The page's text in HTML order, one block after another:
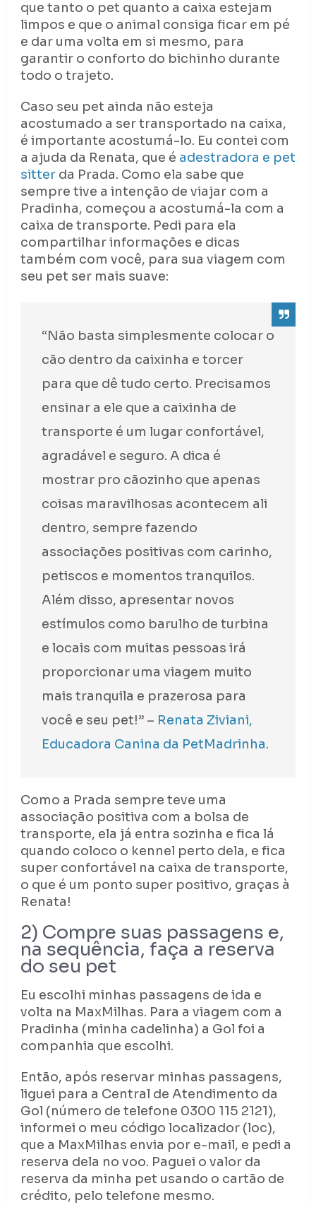
que tanto o pet quanto a caixa estejam
limpos e que o animal consiga ficar em pé
e dar uma volta em si mesmo, para
garantir o conforto do bichinho durante
todo o trajeto.
Caso seu pet ainda não esteja
acostumado a ser transportado na caixa,
é importante acostumá-lo. Eu contei com
a ajuda da Renata, que é adestradora e pet
sitterda Prada. Como ela sabe que
sempre tive a intenção de viajar com a
Pradinha, começou a acostumá-la com a
caixa de transporte. Pedi para ela
compartilhar informações e dicas
também com você, para sua viagem com
seu pet ser mais suave:
“Não basta simplesmente colocar o
cão dentro da caixinha e torcer
para que dê tudo certo. Precisamos
ensinar a ele que a caixinha de
transporte é um lugar confortável,
agradável e seguro. A dica é
mostrar pro cãozinho que apenas
coisas maravilhosas acontecem ali
dentro, sempre fazendo
associações positivas com carinho,
petiscos e momentos tranquilos.
Além disso, apresentar novos
estímulos como barulho de turbina
e locais com muitas pessoas irá
proporcionar uma viagem muito
mais tranquila e prazerosa para
você e seu pet!” – Renata Ziviani,
Educadora Canina da PetMadrinha.
Como a Prada sempre teve uma
associação positiva com a bolsa de
transporte, ela já entra sozinha e fica lá
quando coloco o kennel perto dela, e fica
super confortável na caixa de transporte,
o que é um ponto super positivo, graças à
Renata!
2) Compre suas passagens e,
na sequência, faça a reserva
do seu pet
Eu escolhi minhas passagens de ida e
volta na MaxMilhas. Para a viagem com a
Pradinha (minha cadelinha) a Gol foi a
companhia que escolhi.
Então, após reservar minhas passagens,
liguei para a Central de Atendimento da
Gol (número de telefone 0300 115 2121),
informei o meu código localizador (loc),
que a MaxMilhas envia por e-mail, e pedi a
reserva dela no voo. Paguei o valor da
reserva da minha pet usando o cartão de
crédito, pelo telefone mesmo.